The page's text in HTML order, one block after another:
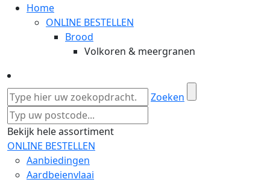
Home
ONLINE BESTELLEN
Brood
Volkoren & meergranen
Zoeken
Bekijk hele assortiment
ONLINE BESTELLEN
Aanbiedingen
Aardbeienvlaai